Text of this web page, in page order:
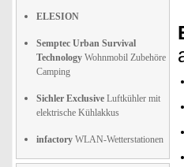
ELESION
Semptec Urban Survival
Technology Wohnmobil Zubehöre
Camping
Sichler Exclusive Luftkühler mit
elektrische Kühlakkus
infactory WLAN-Wetterstationen